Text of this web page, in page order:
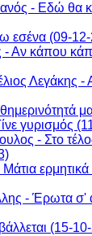
- Εδώ θα
εσένα (09-
Αν κάπου
Λεγάκης -
γυρισμός
- Στο
ερμητικά
- Έρωτα
(15-